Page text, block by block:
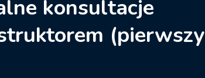
konsultacje
(pierwszy